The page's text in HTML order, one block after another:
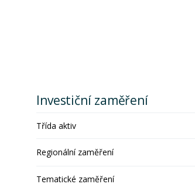
Investiční zaměření
Třída aktiv
Regionální zaměření
Tematické zaměření